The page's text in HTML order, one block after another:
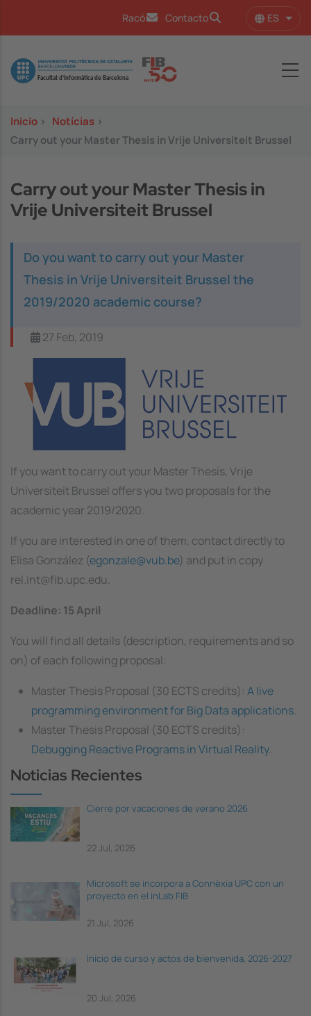
Racó Contacto ES
Image
Inicio > Notícias >
Carry out your Master Thesis in Vrije Universiteit Brussel
Carry out your Master Thesis in
Vrije Universiteit Brussel
Do you want to carry out your Master
Thesis in Vrije Universiteit Brussel the
2019/2020 academic course?
27 Feb, 2019
If you want to carry out your Master Thesis, Vrije
Universiteit Brussel offers you two proposals for the
academic year 2019/2020.
If you are interested in one of them, contact directly to
Elisa González (egonzale@vub.be) and put in copy
rel.int@fib.upc.edu.
Deadline: 15 April
You will find all details (description, requirements and so
on) of each following proposal:
Master Thesis Proposal (30 ECTS credits): A live
programming environment for Big Data applications.
Master Thesis Proposal (30 ECTS credits):
Debugging Reactive Programs in Virtual Reality.
Noticias Recientes
Cierre por vacaciones de verano 2026
22 Jul, 2026
Microsoft se incorpora a Connèxia UPC con un
proyecto en el inLab FIB
21 Jul, 2026
Inicio de curso y actos de bienvenida, 2026-2027
20 Jul, 2026